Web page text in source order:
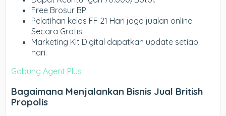
Free Brosur BP.
Pelatihan kelas FF 21 Hari jago jualan online
Secara Gratis.
Marketing Kit Digital dapatkan update setiap
hari.
Gabung Agent Plus
Bagaimana Menjalankan Bisnis Jual British
Propolis